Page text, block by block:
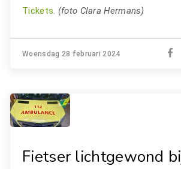
Tickets. (foto Clara Hermans)
Woensdag 28 februari 2024
Fietser lichtgewond